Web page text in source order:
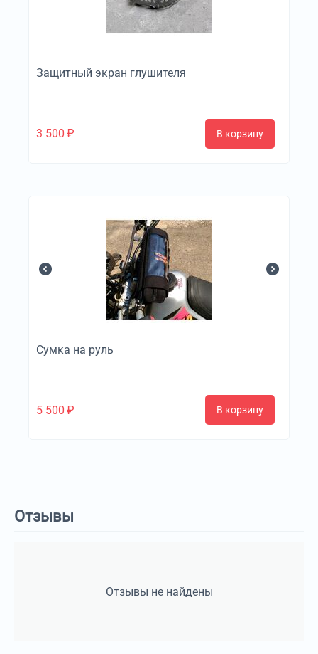
Защитный экран глушителя
3 500 ₽ В корзину
Сумка на руль
5 500 ₽ В корзину
Отзывы
Отзывы не найдены